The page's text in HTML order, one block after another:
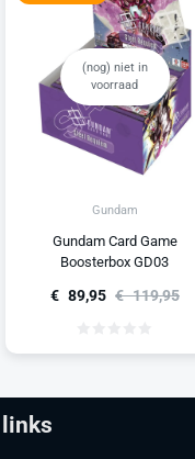
(nog) niet in
voorraad
Gundam
Gundam Card Game
Boosterbox GD03
€ 119,95
€ 89,95